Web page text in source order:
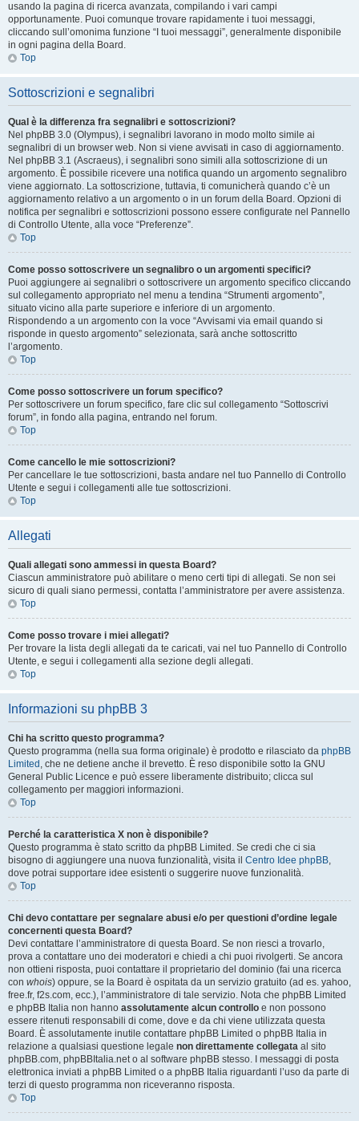
usando la pagina di ricerca avanzata, compilando i vari campi
opportunamente. Puoi comunque trovare rapidamente i tuoi messaggi,
cliccando sull’omonima funzione “I tuoi messaggi”, generalmente disponibile
in ogni pagina della Board.
Top
Sottoscrizioni e segnalibri
Qual è la differenza fra segnalibri e sottoscrizioni?
Nel phpBB 3.0 (Olympus), i segnalibri lavorano in modo molto simile ai
segnalibri di un browser web. Non si viene avvisati in caso di aggiornamento.
Nel phpBB 3.1 (Ascraeus), i segnalibri sono simili alla sottoscrizione di un
argomento. È possibile ricevere una notifica quando un argomento segnalibro
viene aggiornato. La sottoscrizione, tuttavia, ti comunicherà quando c’è un
aggiornamento relativo a un argomento o in un forum della Board. Opzioni di
notifica per segnalibri e sottoscrizioni possono essere configurate nel Pannello
di Controllo Utente, alla voce “Preferenze”.
Top
Come posso sottoscrivere un segnalibro o un argomenti specifici?
Puoi aggiungere ai segnalibri o sottoscrivere un argomento specifico cliccando
sul collegamento appropriato nel menu a tendina “Strumenti argomento”,
situato vicino alla parte superiore e inferiore di un argomento.
Rispondendo a un argomento con la voce “Avvisami via email quando si
risponde in questo argomento” selezionata, sarà anche sottoscritto
l’argomento.
Top
Come posso sottoscrivere un forum specifico?
Per sottoscrivere un forum specifico, fare clic sul collegamento “Sottoscrivi
forum”, in fondo alla pagina, entrando nel forum.
Top
Come cancello le mie sottoscrizioni?
Per cancellare le tue sottoscrizioni, basta andare nel tuo Pannello di Controllo
Utente e segui i collegamenti alle tue sottoscrizioni.
Top
Allegati
Quali allegati sono ammessi in questa Board?
Ciascun amministratore può abilitare o meno certi tipi di allegati. Se non sei
sicuro di quali siano permessi, contatta l’amministratore per avere assistenza.
Top
Come posso trovare i miei allegati?
Per trovare la lista degli allegati da te caricati, vai nel tuo Pannello di Controllo
Utente, e segui i collegamenti alla sezione degli allegati.
Top
Informazioni su phpBB 3
Chi ha scritto questo programma?
Questo programma (nella sua forma originale) è prodotto e rilasciato da phpBB
Limited , che ne detiene anche il brevetto. È reso disponibile sotto la GNU
General Public Licence e può essere liberamente distribuito; clicca sul
collegamento per maggiori informazioni.
Top
Perché la caratteristica X non è disponibile?
Questo programma è stato scritto da phpBB Limited. Se credi che ci sia
bisogno di aggiungere una nuova funzionalità, visita il Centro Idee phpBB,
dove potrai supportare idee esistenti o suggerire nuove funzionalità.
Top
Chi devo contattare per segnalare abusi e/o per questioni d’ordine legale
concernenti questa Board?
Devi contattare l’amministratore di questa Board. Se non riesci a trovarlo,
prova a contattare uno dei moderatori e chiedi a chi puoi rivolgerti. Se ancora
non ottieni risposta, puoi contattare il proprietario del dominio (fai una ricerca
con whois) oppure, se la Board è ospitata da un servizio gratuito (ad es. yahoo,
free.fr, f2s.com, ecc.), l’amministratore di tale servizio. Nota che phpBB Limited
e phpBB Italia non hanno assolutamente alcun controllo e non possono
essere ritenuti responsabili di come, dove e da chi viene utilizzata questa
Board. È assolutamente inutile contattare phpBB Limited o phpBB Italia in
relazione a qualsiasi questione legale non direttamente collegata al sito
phpBB.com, phpBBItalia.net o al software phpBB stesso. I messaggi di posta
elettronica inviati a phpBB Limited o a phpBB Italia riguardanti l’uso da parte di
terzi di questo programma non riceveranno risposta.
Top